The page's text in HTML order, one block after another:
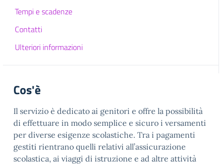
Tempi e scadenze
Contatti
Ulteriori informazioni
Cos'è
Il servizio è dedicato ai genitori e offre la possibilità
di effettuare in modo semplice e sicuro i versamenti
per diverse esigenze scolastiche. Tra i pagamenti
gestiti rientrano quelli relativi all’assicurazione
scolastica, ai viaggi di istruzione e ad altre attività